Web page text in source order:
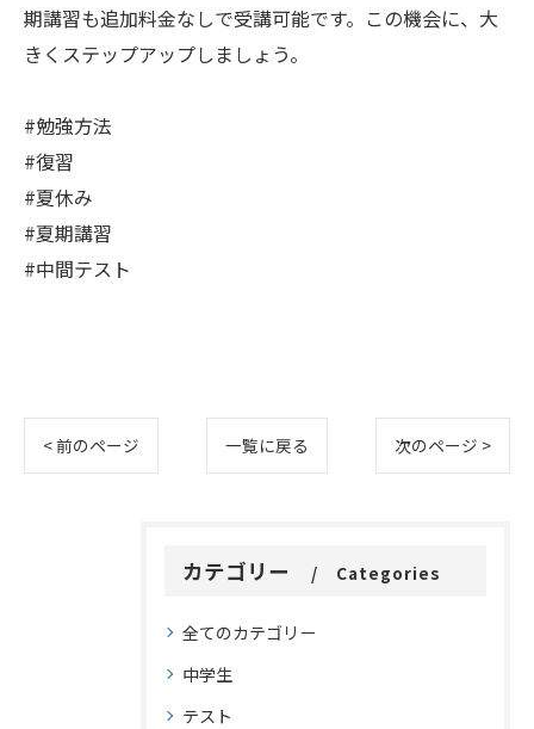
期講習も追加料金なしで受講可能です。この機会に、大
きくステップアップしましょう。
#勉強方法
#復習
#夏休み
#夏期講習
#中間テスト
< 前のページ 一覧に戻る 次のページ >
カテゴリー Categories
全てのカテゴリー
中学生
テスト